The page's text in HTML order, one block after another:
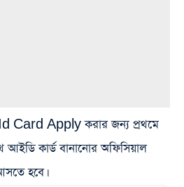
Card Apply করার জন্য প্রথমে
আইডি কার্ড বানানোর অফিসিয়াল
হবে।